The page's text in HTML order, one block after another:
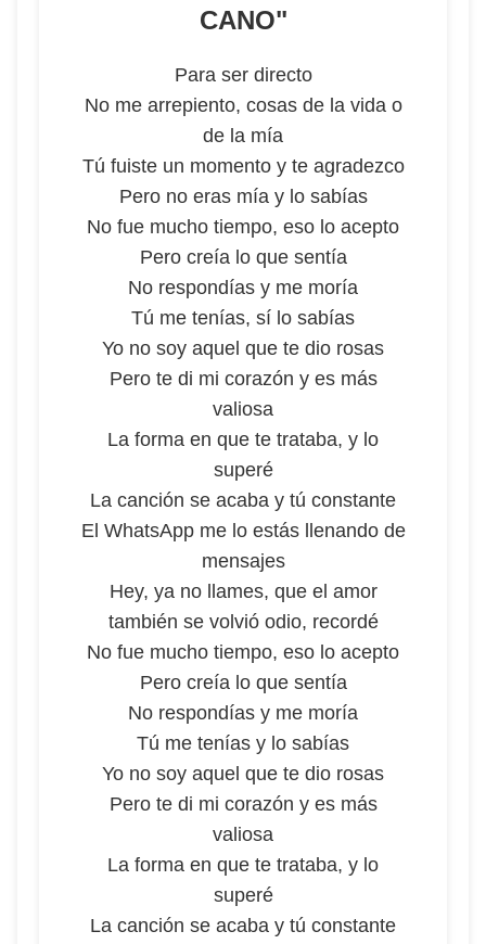
CANO"
Para ser directo
No me arrepiento, cosas de la vida o
de la mía
Tú fuiste un momento y te agradezco
Pero no eras mía y lo sabías
No fue mucho tiempo, eso lo acepto
Pero creía lo que sentía
No respondías y me moría
Tú me tenías, sí lo sabías
Yo no soy aquel que te dio rosas
Pero te di mi corazón y es más
valiosa
La forma en que te trataba, y lo
superé
La canción se acaba y tú constante
El WhatsApp me lo estás llenando de
mensajes
Hey, ya no llames, que el amor
también se volvió odio, recordé
No fue mucho tiempo, eso lo acepto
Pero creía lo que sentía
No respondías y me moría
Tú me tenías y lo sabías
Yo no soy aquel que te dio rosas
Pero te di mi corazón y es más
valiosa
La forma en que te trataba, y lo
superé
La canción se acaba y tú constante